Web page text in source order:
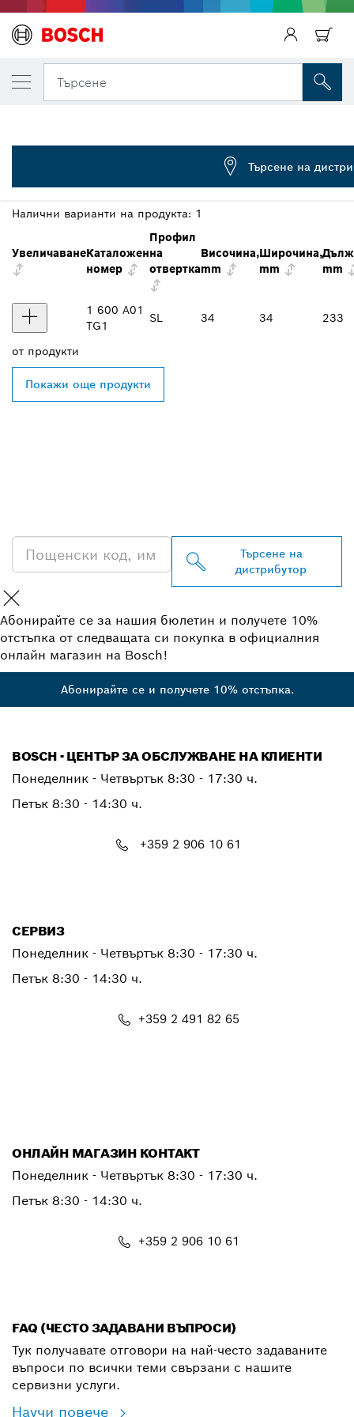
Търсене
ВАШИЯТ ИЗБРАН ВАРИАНТ
Отвертка SL6.5x125
1 600 A01 TG1
Търсене на
ПРЕГЛЕД НА ВАРИАНТИТЕ
Налични варианти на продукта: 1
УвеличаванеКаталожен
номер
Профил
на
отвертка
Височина,
mm
Широчина,
mm
mm
1 600 A01
TG1
SL 34 34 233
от продукти
Покажи още продукти
Търсене на
дистрибутор
Абонирайте се за нашия бюлетин и получете 10%
отстъпка от следващата си покупка в официалния
онлайн магазин на Bosch!
Абонирайте се и получете 10% отстъпка.
BOSCH - ЦЕНТЪР ЗА ОБСЛУЖВАНЕ НА КЛИЕНТИ
Понеделник - Четвъртък 8:30 - 17:30 ч.
Петък 8:30 - 14:30 ч.
+359 2 906 10 61
СЕРВИЗ
Понеделник - Четвъртък 8:30 - 17:30 ч.
Петък 8:30 - 14:30 ч.
+359 2 491 82 65
ОНЛАЙН МАГАЗИН КОНТАКТ
Понеделник - Четвъртък 8:30 - 17:30 ч.
Петък 8:30 - 14:30 ч.
+359 2 906 10 61
FAQ (ЧЕСТО ЗАДАВАНИ ВЪПРОСИ)
Тук получавате отговори на най-често задаваните
въпроси по всички теми свързани с нашите
сервизни услуги.
Научи повече